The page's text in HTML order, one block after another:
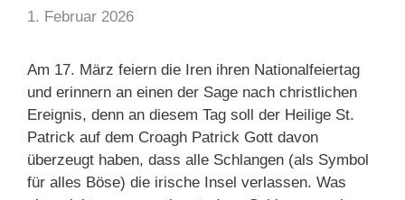
1. Februar 2026
Am 17. März feiern die Iren ihren Nationalfeiertag
und erinnern an einen der Sage nach christlichen
Ereignis, denn an diesem Tag soll der Heilige St.
Patrick auf dem Croagh Patrick Gott davon
überzeugt haben, dass alle Schlangen (als Symbol
für alles Böse) die irische Insel verlassen. Was